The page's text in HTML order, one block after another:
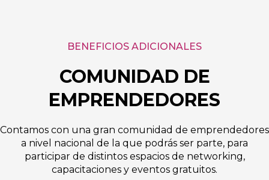
BENEFICIOS ADICIONALES
COMUNIDAD DE
EMPRENDEDORES
Contamos con una gran comunidad de emprendedores
a nivel nacional de la que podrás ser parte, para
participar de distintos espacios de networking,
capacitaciones y eventos gratuitos.